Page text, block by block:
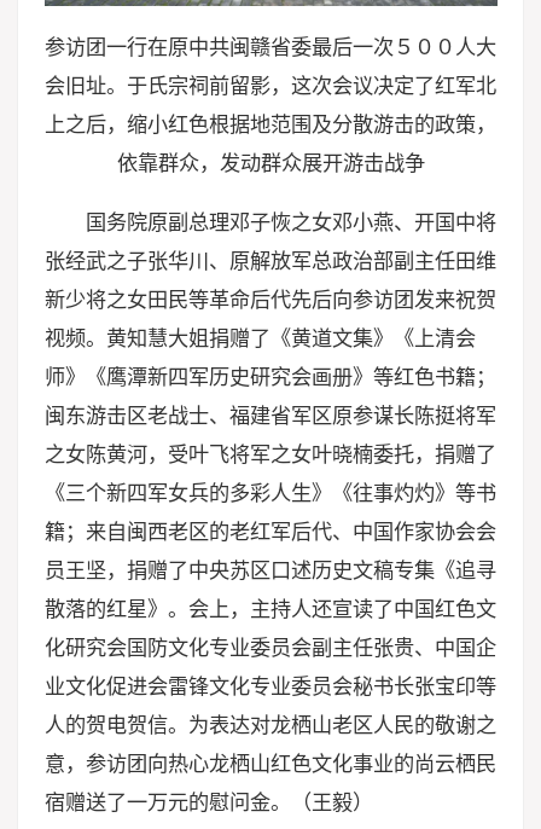
参访团一行在原中共闽赣省委最后一次５００人大
会旧址。于氏宗祠前留影，这次会议决定了红军北
上之后，缩小红色根据地范围及分散游击的政策，
依靠群众，发动群众展开游击战争
国务院原副总理邓子恢之女邓小燕、开国中将
张经武之子张华川、原解放军总政治部副主任田维
新少将之女田民等革命后代先后向参访团发来祝贺
视频。黄知慧大姐捐赠了《黄道文集》《上清会
师》《鹰潭新四军历史研究会画册》等红色书籍；
闽东游击区老战士、福建省军区原参谋长陈挺将军
之女陈黄河，受叶飞将军之女叶晓楠委托，捐赠了
《三个新四军女兵的多彩人生》《往事灼灼》等书
籍；来自闽西老区的老红军后代、中国作家协会会
员王坚，捐赠了中央苏区口述历史文稿专集《追寻
散落的红星》。会上，主持人还宣读了中国红色文
化研究会国防文化专业委员会副主任张贵、中国企
业文化促进会雷锋文化专业委员会秘书长张宝印等
人的贺电贺信。为表达对龙栖山老区人民的敬谢之
意，参访团向热心龙栖山红色文化事业的尚云栖民
宿赠送了一万元的慰问金。（王毅）